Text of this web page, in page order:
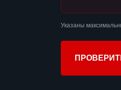
Указаны